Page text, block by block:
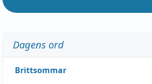
Dagens ord
Brittsommar